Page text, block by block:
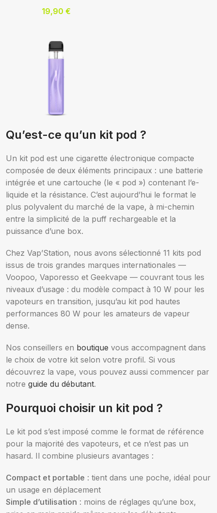
19,90 €
Choix des options
Qu’est-ce qu’un kit pod ?
Un kit pod est une cigarette électronique compacte
composée de deux éléments principaux : une batterie
intégrée et une cartouche (le « pod ») contenant l’e-
liquide et la résistance. C’est aujourd’hui le format le
plus polyvalent du marché de la vape, à mi-chemin
entre la simplicité de la puff rechargeable et la
puissance d’une box.
Chez Vap’Station, nous avons sélectionné 11 kits pod
issus de trois grandes marques internationales —
Voopoo, Vaporesso et Geekvape — couvrant tous les
niveaux d’usage : du modèle compact à 10 W pour les
vapoteurs en transition, jusqu’au kit pod hautes
performances 80 W pour les amateurs de vapeur
dense.
Nos conseillers en boutique vous accompagnent dans
le choix de votre kit selon votre profil. Si vous
découvrez la vape, vous pouvez aussi commencer par
notre guide du débutant.
Pourquoi choisir un kit pod ?
Le kit pod s’est imposé comme le format de référence
pour la majorité des vapoteurs, et ce n’est pas un
hasard. Il combine plusieurs avantages :
Compact et portable : tient dans une poche, idéal pour
un usage en déplacement
Simple d’utilisation : moins de réglages qu’une box,